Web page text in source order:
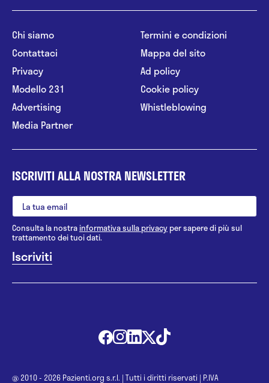
Chi siamo
Contattaci
Privacy
Modello 231
Advertising
Media Partner
Termini e condizioni
Mappa del sito
Ad policy
Cookie policy
Whistleblowing
ISCRIVITI ALLA NOSTRA NEWSLETTER
Consulta la nostrainformativa sulla privacy per sapere di più sul
trattamento dei tuoi dati.
@ 2010 - 2026 Pazienti.org s.r.l. | Tutti i diritti riservati | P.IVA